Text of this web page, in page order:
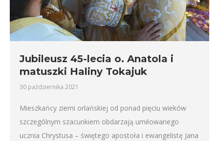
Jubileusz 45-lecia o. Anatola i
matuszki Haliny Tokajuk
30 października 2021
Mieszkańcy ziemi orlańskiej od ponad pięciu wieków
szczególnym szacunkiem obdarzają umiłowanego
ucznia Chrystusa – świętego apostoła i ewangelistę Jana